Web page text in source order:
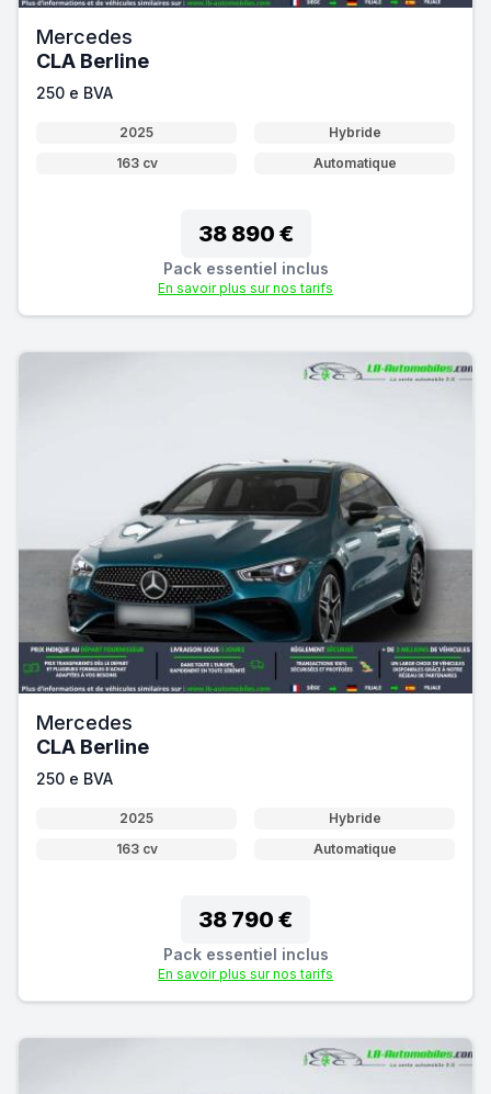
Mercedes
CLA Berline
250 e BVA
2025
Hybride
163 cv
Automatique
38 890 €
Pack essentiel inclus
En savoir plus sur nos tarifs
Mercedes
CLA Berline
250 e BVA
2025
Hybride
163 cv
Automatique
38 790 €
Pack essentiel inclus
En savoir plus sur nos tarifs